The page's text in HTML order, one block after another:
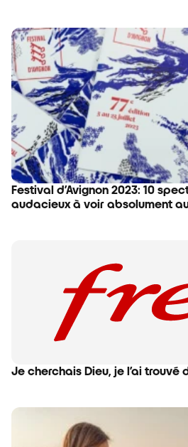
Festival d’Avignon 2023: 10
audacieux à voir absolument au
Je cherchais Dieu, je l’ai trouvé